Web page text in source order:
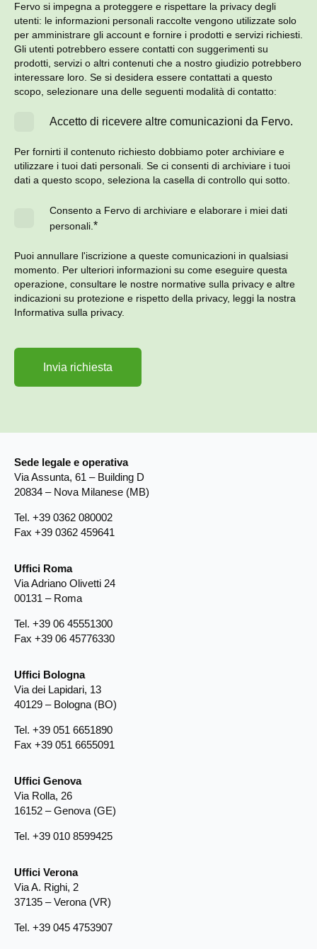
Fervo si impegna a proteggere e rispettare la privacy degli
utenti: le informazioni personali raccolte vengono utilizzate solo
per amministrare gli account e fornire i prodotti e servizi richiesti.
Gli utenti potrebbero essere contatti con suggerimenti su
prodotti, servizi o altri contenuti che a nostro giudizio potrebbero
interessare loro. Se si desidera essere contattati a questo
scopo, selezionare una delle seguenti modalità di contatto:
Accetto di ricevere altre comunicazioni da Fervo.
Per fornirti il contenuto richiesto dobbiamo poter archiviare e
utilizzare i tuoi dati personali. Se ci consenti di archiviare i tuoi
dati a questo scopo, seleziona la casella di controllo qui sotto.
Consento a Fervo di archiviare e elaborare i miei dati
personali. *
Puoi annullare l'iscrizione a queste comunicazioni in qualsiasi
momento. Per ulteriori informazioni su come eseguire questa
operazione, consultare le nostre normative sulla privacy e altre
indicazioni su protezione e rispetto della privacy, leggi la nostra
Informativa sulla privacy.
Sede legale e operativa
Via Assunta, 61 – Building D
20834 – Nova Milanese (MB)
Tel. +39 0362 080002
Fax +39 0362 459641
Uffici Roma
Via Adriano Olivetti 24
00131 – Roma
Tel. +39 06 45551300
Fax +39 06 45776330
Uffici Bologna
Via dei Lapidari, 13
40129 – Bologna (BO)
Tel. +39 051 6651890
Fax +39 051 6655091
Uffici Genova
Via Rolla, 26
16152 – Genova (GE)
Tel. +39 010 8599425
Uffici Verona
Via A. Righi, 2
37135 – Verona (VR)
Tel. +39 045 4753907